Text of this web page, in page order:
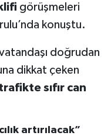
görüşmeleri
konuştu.
doğrudan
dikkat çeken
sıfır can
artırılacak”